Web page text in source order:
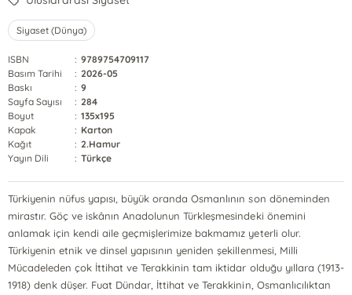
Siyaset (Dünya)
ISBN : 9789754709117
Basım Tarihi
: 2026-05
Baskı
: 9
Sayfa Sayısı
: 284
Boyut
: 135x195
Kapak
: Karton
Kağıt
: 2.Hamur
Yayın Dili
: Türkçe
Türkiyenin nüfus yapısı, büyük oranda Osmanlının son döneminden
mirastır. Göç ve iskânın Anadolunun Türkleşmesindeki önemini
anlamak için kendi aile geçmişlerimize bakmamız yeterli olur.
Türkiyenin etnik ve dinsel yapısının yeniden şekillenmesi, Milli
Mücadeleden çok İttihat ve Terakkinin tam iktidar olduğu yıllara (1913-
1918) denk düşer. Fuat Dündar, İttihat ve Terakkinin, Osmanlıcılıktan